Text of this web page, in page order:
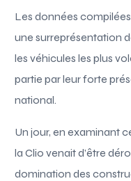
Les données
une surreprésentation
les véhicules les plus
partie par leur forte
national.
Un jour, en examinant
la Clio venait d’être
domination des